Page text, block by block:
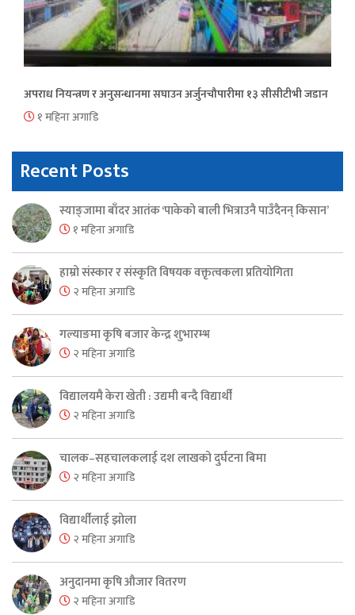
अपराध नियन्त्रण र अनुसन्धानमा सघाउन अर्जुनचौपारीमा १३ सीसीटीभी जडान
१ महिना अगाडि
Recent Posts
स्याङ्जामा बाँदर आतंक ‘पाकेको बाली भित्राउनै पाउँदैनन् किसान’
१ महिना अगाडि
हाम्रो संस्कार र संस्कृति विषयक वक्तृत्वकला प्रतियोगिता
२ महिना अगाडि
गल्याङमा कृषि बजार केन्द्र शुभारम्भ
२ महिना अगाडि
विद्यालयमै केरा खेती : उद्यमी बन्दै विद्यार्थी
२ महिना अगाडि
चालक–सहचालकलाई दश लाखको दुर्घटना बिमा
२ महिना अगाडि
विद्यार्थीलाई झोला
२ महिना अगाडि
अनुदानमा कृषि औजार वितरण
२ महिना अगाडि